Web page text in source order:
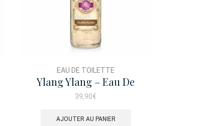
EAU DE TOILETTE
Ylang Ylang – Eau De
Toilette 100ml
39,90€
AJOUTER AU PANIER